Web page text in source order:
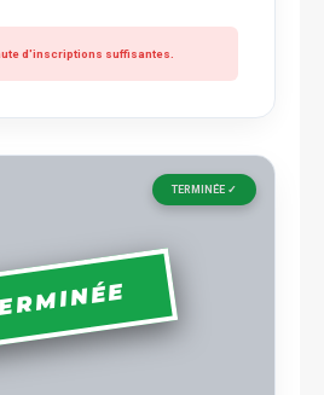
d'inscriptions suffisantes.
TERMINÉE ✓